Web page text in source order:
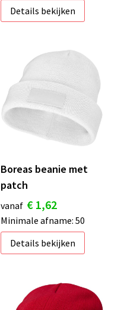
Details bekijken
Boreas beanie met
patch
vanaf € 1,62
Minimale afname: 50
Details bekijken